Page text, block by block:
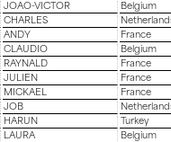
JOAO-VICTOR
Belgium
CHARLES
ANDY
France
CLAUDIO
Belgium
RAYNALD
France
JULIEN
France
MICKAEL
France
JOB
HARUN
Turkey
LAURA
Belgium